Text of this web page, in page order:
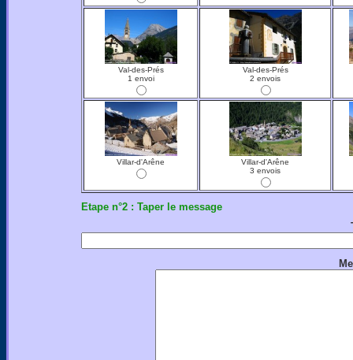
Val-des-Prés
1 envoi
Val-des-Prés
2 envois
Villar-d'Arêne
Villar-d'Arêne
3 envois
Etape n°2 : Taper le message